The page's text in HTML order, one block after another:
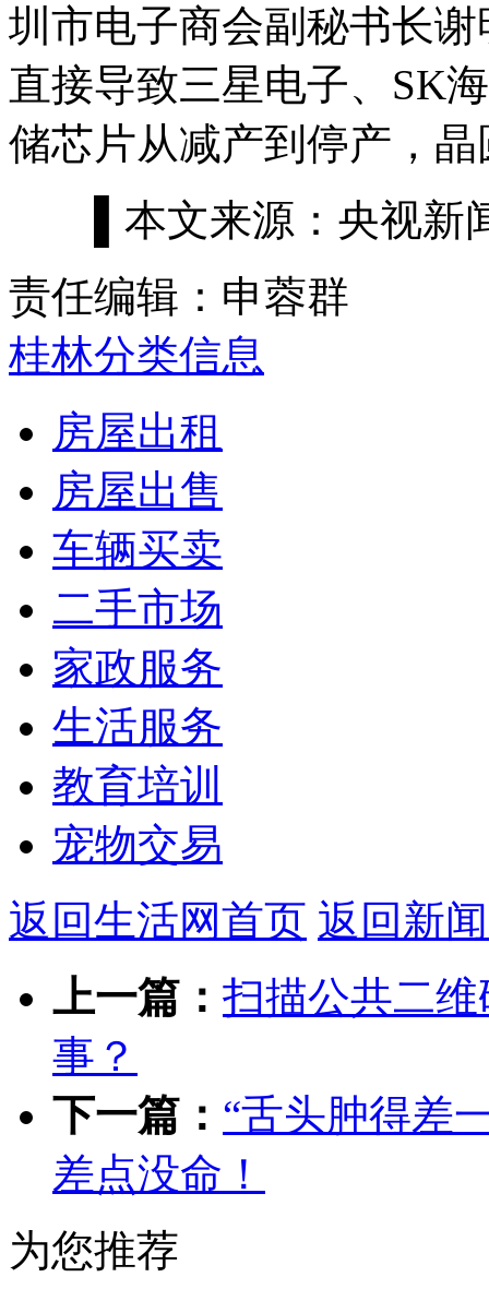
圳市电子商会副秘书长
直接导致三星电子、SK
储芯片从减产到停产，
本文来源：央视新
责任编辑：申蓉群
桂林分类信息
房屋出租
房屋出售
车辆买卖
二手市场
家政服务
生活服务
教育培训
宠物交易
返回生活网首页 返回新
上一篇： 扫描公共二
事？
下一篇： “舌头肿得差
差点没命！
为您推荐